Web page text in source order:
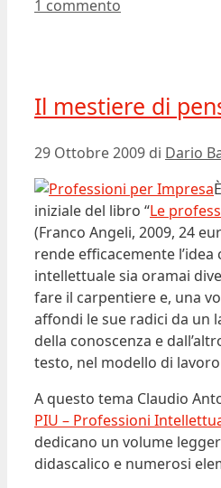
1 commento
Il mestiere di
29 Ottobre 2009 di Dario
iniziale del libro “Le
(Franco Angeli, 2009, 24
rende efficacemente l’idea
intellettuale sia oramai
fare il carpentiere e, una
affondi le sue radici da un
della conoscenza e
testo, nel modello di
A questo tema Claudio
PIU – Professioni
dedicano un volume
didascalico e numerosi